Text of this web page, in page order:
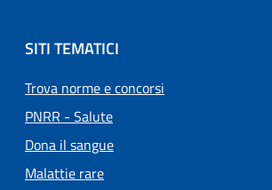
SITI TEMATICI
Trova norme e concorsi
PNRR - Salute
Dona il sangue
Malattie rare